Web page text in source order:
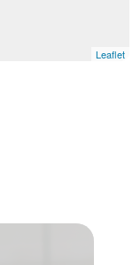
Leaflet